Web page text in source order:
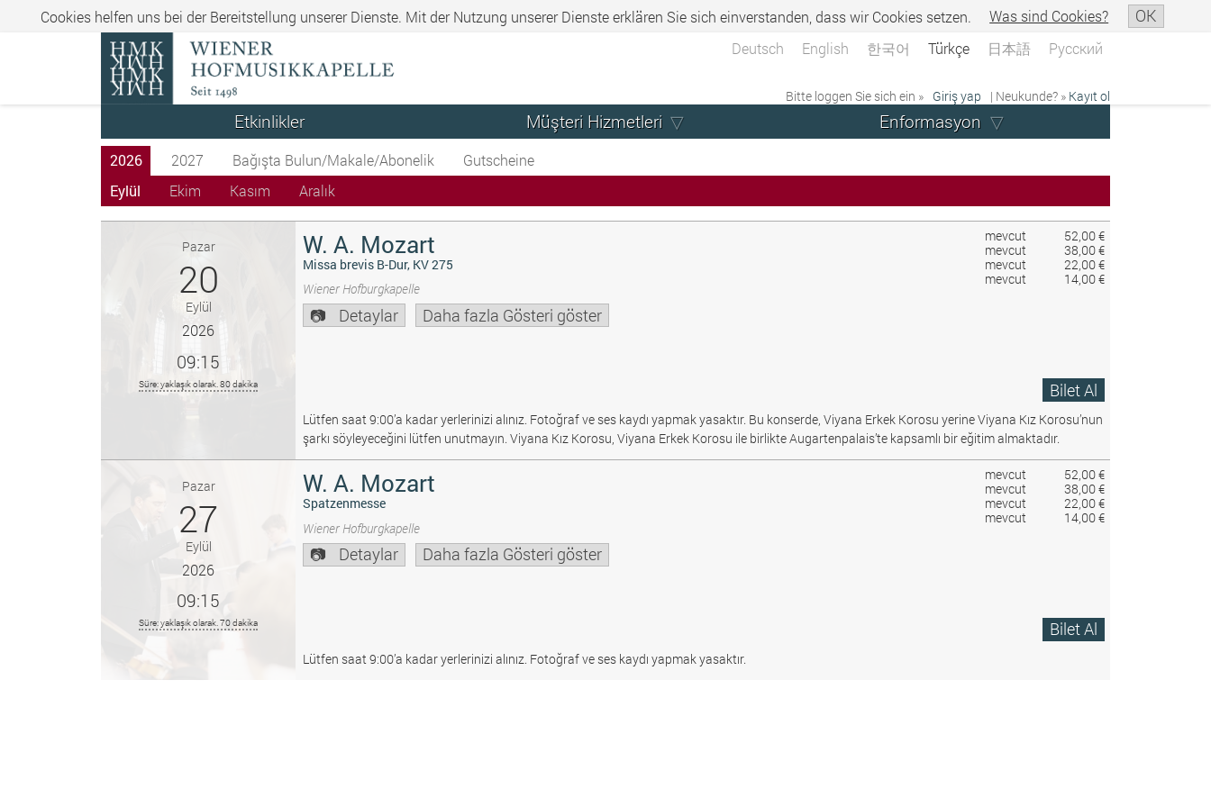
Cookies helfen uns bei der Bereitstellung unserer Dienste. Mit der Nutzung unserer Dienste erklären Sie sich einverstanden, dass wir Cookies setzen. Was sind Cookies? OK
Deutsch English 한국어 Türkçe 日本語 Русский
Bitte loggen Sie sich ein » Giriş yap | Neukunde? » Kayıt ol
Etkinlikler Müşteri Hizmetleri Enformasyon
2026 2027 Bağışta Bulun/Makale/Abonelik
Gutscheine
Eylül
Ekim Kasım Aralık
mevcut
52,00 €
mevcut
38,00 €
mevcut
22,00 €
mevcut
14,00 €
Pazar
20
Eylül
2026
09:15
Süre: yaklaşık olarak. 80 dakika
W. A. Mozart
Missa brevis B-Dur, KV 275
Wiener Hofburgkapelle
Detaylar Daha fazla Gösteri göster
Bilet Al
Lütfen saat 9:00’a kadar yerlerinizi alınız. Fotoğraf ve ses kaydı yapmak yasaktır. Bu konserde, Viyana Erkek Korosu yerine Viyana Kız Korosu’nun
şarkı söyleyeceğini lütfen unutmayın. Viyana Kız Korosu, Viyana Erkek Korosu ile birlikte Augartenpalais’te kapsamlı bir eğitim almaktadır.
mevcut
52,00 €
mevcut
38,00 €
mevcut
22,00 €
mevcut
14,00 €
Pazar
27
Eylül
2026
09:15
Süre: yaklaşık olarak. 70 dakika
W. A. Mozart
Spatzenmesse
Wiener Hofburgkapelle
Detaylar Daha fazla Gösteri göster
Bilet Al
Lütfen saat 9:00’a kadar yerlerinizi alınız. Fotoğraf ve ses kaydı yapmak yasaktır.